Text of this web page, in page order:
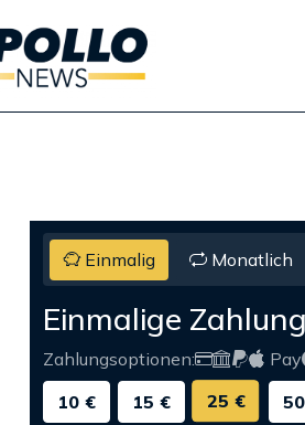
Einmalig Monatlich
Einmalige Zahlung
Zahlungsoptionen: Pay
10 €
15 € 25 €